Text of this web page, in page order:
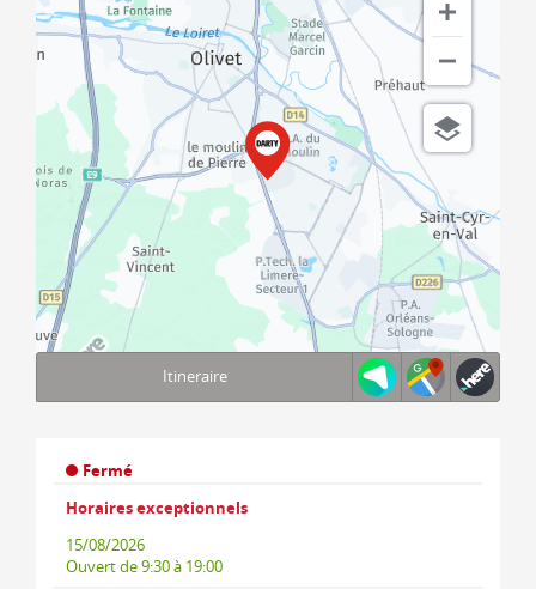
© 1987–2026 HERE, IGN
Itineraire
Fermé
Horaires exceptionnels
15/08/2026
Ouvertde 9:30 à 19:00